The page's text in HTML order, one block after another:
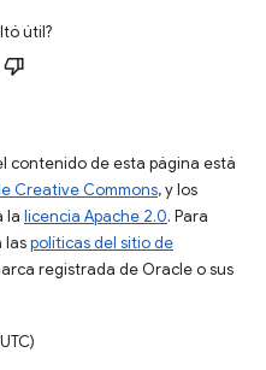
útil?
contenido de esta página está
Creative Commons, y los
la licencia Apache 2.0. Para
laspolíticas del sitio de
registrada de Oracle o sus